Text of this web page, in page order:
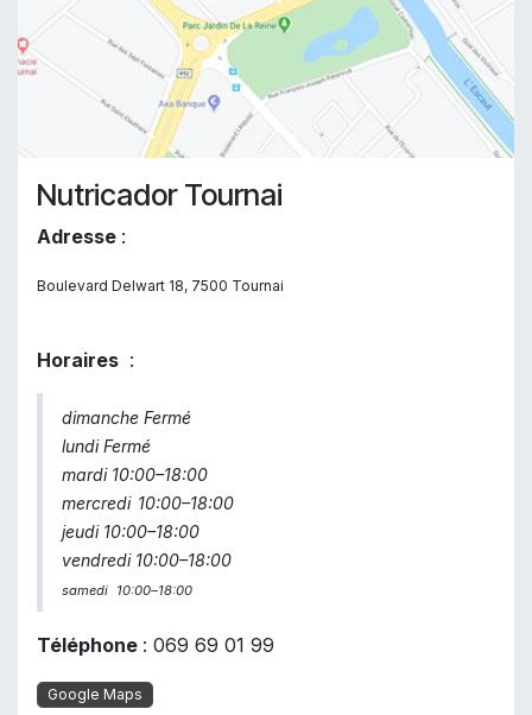
Nutricador Tournai
Adresse :
Boulevard Delwart 18, 7500 Tournai
Horaires :
dimanche Fermé
lundi Fermé
mardi 10:00–18:00
mercredi 10:00–18:00
jeudi 10:00–18:00
vendredi 10:00–18:00
samedi 10:00–18:00
Téléphone : 069 69 01 99
Google Maps